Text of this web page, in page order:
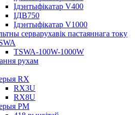
Ідэнтыфікатар V400
ІДВ750
Ідэнтыфікатар V1000
серварухавік пастаяннага току
TSWA-100W-1000W
рухам
RX
RX3U
RX8U
РМ